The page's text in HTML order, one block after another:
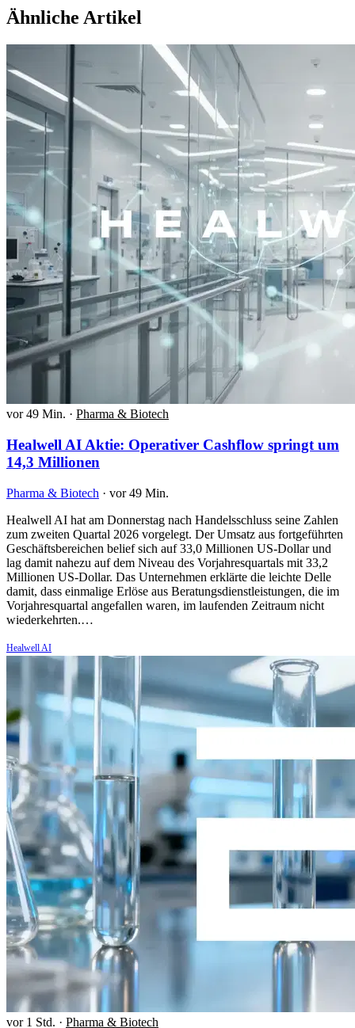
Ähnliche Artikel
vor 49 Min. · Pharma & Biotech
Healwell AI Aktie: Operativer Cashflow springt um
14,3 Millionen
Pharma & Biotech · vor 49 Min.
Healwell AI hat am Donnerstag nach Handelsschluss seine Zahlen
zum zweiten Quartal 2026 vorgelegt. Der Umsatz aus fortgeführten
Geschäftsbereichen belief sich auf 33,0 Millionen US-Dollar und
lag damit nahezu auf dem Niveau des Vorjahresquartals mit 33,2
Millionen US-Dollar. Das Unternehmen erklärte die leichte Delle
damit, dass einmalige Erlöse aus Beratungsdienstleistungen, die im
Vorjahresquartal angefallen waren, im laufenden Zeitraum nicht
wiederkehrten.…
Healwell AI
vor 1 Std. · Pharma & Biotech